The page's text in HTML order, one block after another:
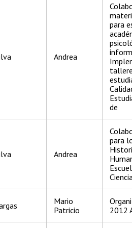
Andrea
para
de
Andrea
para
Mario
Patricio
2012